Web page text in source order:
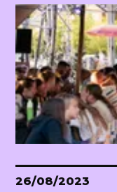
26/08/2023